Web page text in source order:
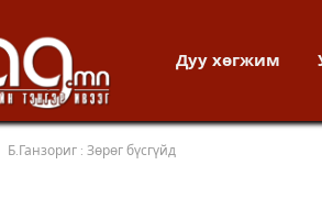
Дуу хөгжим
Б.Ганзориг : Зөрөг бүсгүйд